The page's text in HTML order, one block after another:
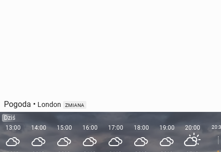
Pogoda • London ZMIANA
Dziś
13:00
14:00 15:00 16:00 17:00 18:00 19:00 20:00